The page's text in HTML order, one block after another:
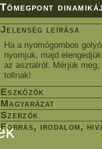
Tömegpont
Jelenség leírása
Ha a nyomógombos
nyomjuk, majd
az asztalról. Mérjük
tollnak!
Eszközök
Magyarázat
Szerzők
Forrás, irodalom,